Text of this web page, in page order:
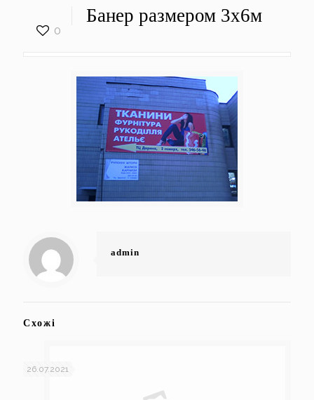
0
Банер размером 3х6м
admin
Схожі
26.07.2021